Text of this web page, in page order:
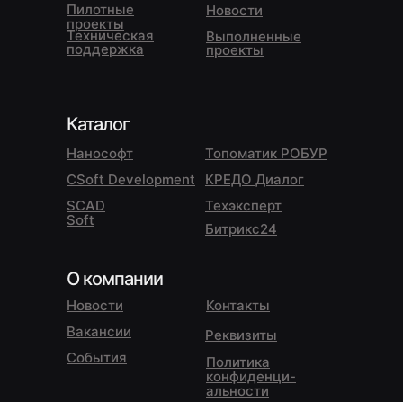
Пилотные
проекты
Нанософт
Новости
Каталог
О компании
Техническая
поддержка
CSoft Development
Вакансии
Выполненные
проекты
SCAD
Soft
События
Новости
Топоматик РОБУР
Контакты
Реквизиты
Политика
конфиденци-
альности
КРЕДО Диалог
Техэксперт
Битрикс24